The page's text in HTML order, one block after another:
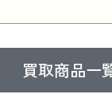
買取商品一
ら